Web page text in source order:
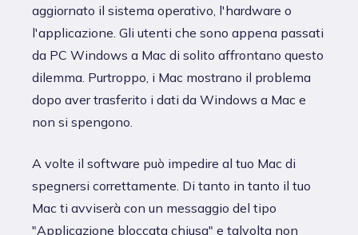
aggiornato il sistema operativo, l'hardware o
l'applicazione. Gli utenti che sono appena passati
da PC Windows a Mac di solito affrontano questo
dilemma. Purtroppo, i Mac mostrano il problema
dopo aver trasferito i dati da Windows a Mac e
non si spengono.
A volte il software può impedire al tuo Mac di
spegnersi correttamente. Di tanto in tanto il tuo
Mac ti avviserà con un messaggio del tipo
"Applicazione bloccata chiusa" e talvolta non